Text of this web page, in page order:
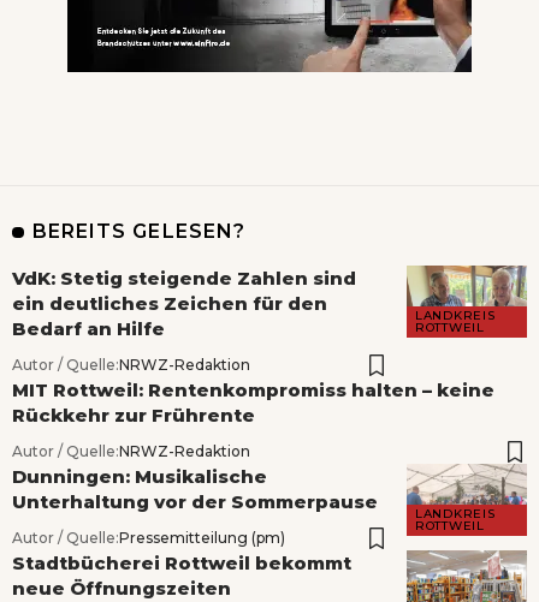
BEREITS GELESEN?
LANDKREIS
ROTTWEIL
VdK: Stetig steigende Zahlen sind
ein deutliches Zeichen für den
Bedarf an Hilfe
Autor / Quelle:NRWZ-Redaktion
MIT Rottweil: Rentenkompromiss halten – keine
Rückkehr zur Frührente
Autor / Quelle:NRWZ-Redaktion
LANDKREIS
ROTTWEIL
Dunningen: Musikalische
Unterhaltung vor der Sommerpause
Autor / Quelle:Pressemitteilung (pm)
Stadtbücherei Rottweil bekommt
neue Öffnungszeiten